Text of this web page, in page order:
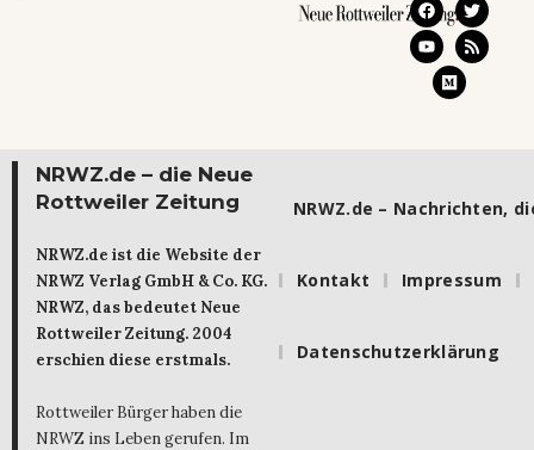
NRWZ.de – die Neue
Rottweiler Zeitung
NRWZ.de ist die Website der
NRWZ Verlag GmbH & Co. KG.
NRWZ, das bedeutet Neue
Rottweiler Zeitung. 2004
erschien diese erstmals.
Rottweiler Bürger haben die
NRWZ ins Leben gerufen. Im
NRWZ.de – Nachrichten,
Kontakt Impressum
Datenschutzerklärung